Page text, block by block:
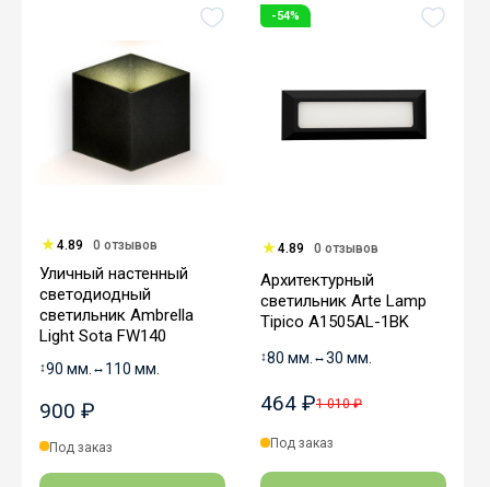
4.89 0 отзывов
Уличный настенный
светодиодный
светильник Ambrella
Light Sota FW140
↕90 мм. ↔ 110 мм.
900 ₽
Под заказ
-54%
4.89 0 отзывов
Архитектурный
светильник Arte Lamp
Tipico A1505AL-1BK
↕80 мм. ↔30 мм.
464 ₽1 010 ₽
Под заказ